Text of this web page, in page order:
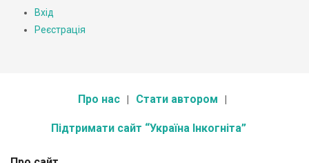
Вхід
Реєстрація
Про нас Стати автором
Підтримати сайт “Україна Інкогніта”